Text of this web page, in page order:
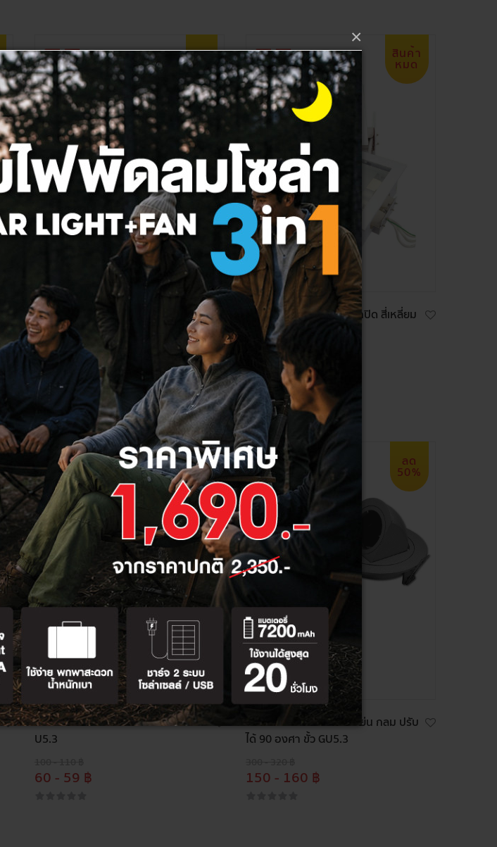
×
ลด
9%
HI-TEK โคมดาวไลท์กระจกปิด สี่เหลี่ยม
ขั้ว 2XE27 6 นิ้ว
520 ฿
469 ฿
สินค้า
หมด
HI-TEK โคมดาวไลท์กระจกปิด สี่เหลี่ยม
ขั้ว 2XE27 8 นิ้ว
530 ฿
ลด
46%
HI-TEK โคมดาวไลท์ฮาโลเย่น กลม ขั้ว G
U5.3
60 - 59 ฿
ลด
50%
HI-TEK โคมดาวไลท์ฮาโลเย่น กลม ปรับ
ได้ 90 องศา ขั้ว GU5.3
150 - 160 ฿